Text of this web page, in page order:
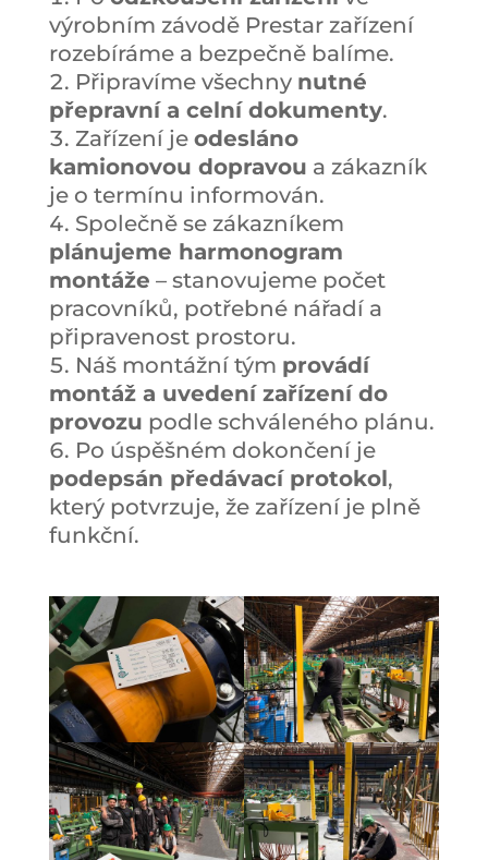
výrobním závodě Prestar zařízení
rozebíráme a bezpečně balíme.
Připravíme všechny nutné
přepravní a celní dokumenty.
Zařízení je odesláno
kamionovou dopravou a zákazník
je o termínu informován.
Společně se zákazníkem
plánujeme harmonogram
montáže – stanovujeme počet
pracovníků, potřebné nářadí a
připravenost prostoru.
Náš montážní tým provádí
montáž a uvedení zařízení do
provozu podle schváleného plánu.
Po úspěšném dokončení je
podepsán předávací protokol,
který potvrzuje, že zařízení je plně
funkční.